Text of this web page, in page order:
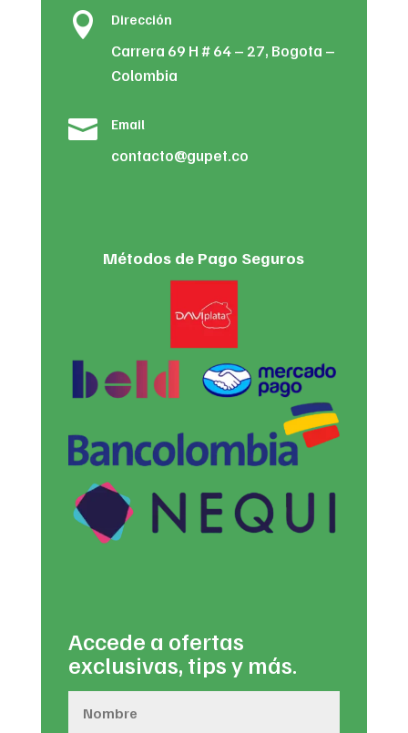
 Dirección
Carrera 69 H # 64 – 27, Bogota –
Colombia
 Email
contacto@gupet.co
Métodos de Pago Seguros
Accede a ofertas
exclusivas, tips y más.